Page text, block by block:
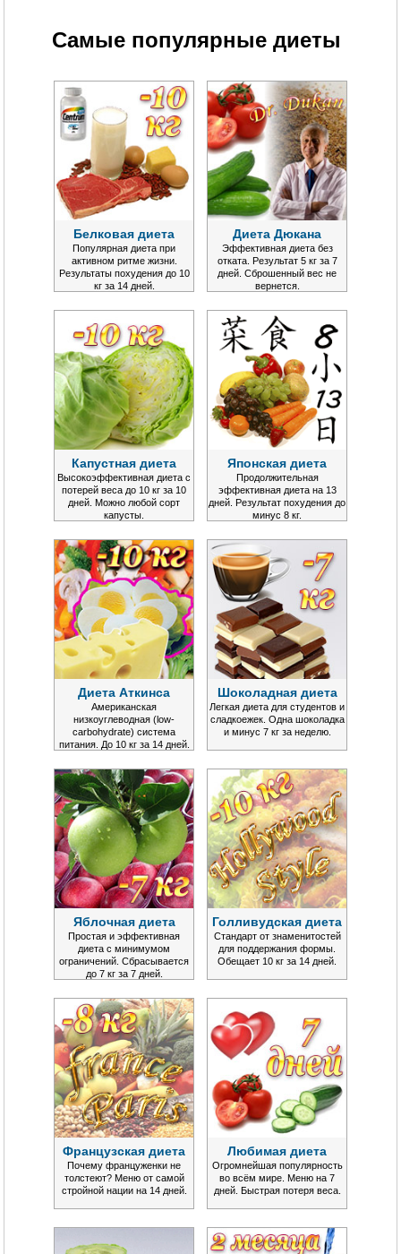
Самые популярные диеты
Белковая диета
Популярная диета при
активном ритме жизни.
Результаты похудения до 10
кг за 14 дней.
Диета Дюкана
Эффективная диета без
отката. Результат 5 кг за 7
дней. Сброшенный вес не
вернется.
Капустная диета
Высокоэффективная диета с
потерей веса до 10 кг за 10
дней. Можно любой сорт
капусты.
Японская диета
Продолжительная
эффективная диета на 13
дней. Результат похудения до
минус 8 кг.
Диета Аткинса
Американская
низкоуглеводная (low-
carbohydrate) система
питания. До 10 кг за 14 дней.
Шоколадная диета
Легкая диета для студентов и
сладкоежек. Одна шоколадка
и минус 7 кг за неделю.
Яблочная диета
Простая и эффективная
диета с минимумом
ограничений. Сбрасывается
до 7 кг за 7 дней.
Голливудская диета
Стандарт от знаменитостей
для поддержания формы.
Обещает 10 кг за 14 дней.
Французская диета
Почему француженки не
толстеют? Меню от самой
стройной нации на 14 дней.
Любимая диета
Огромнейшая популярность
во всём мире. Меню на 7
дней. Быстрая потеря веса.